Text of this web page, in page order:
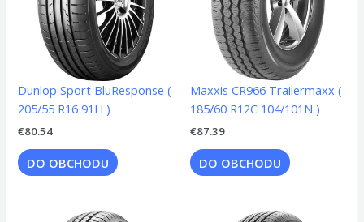
Dunlop Sport BluResponse (
205/55 R16 91H )
€80.54
DO OBCHODU
Maxxis CR966 Trailermaxx (
185/60 R12C 104/101N )
€87.39
DO OBCHODU